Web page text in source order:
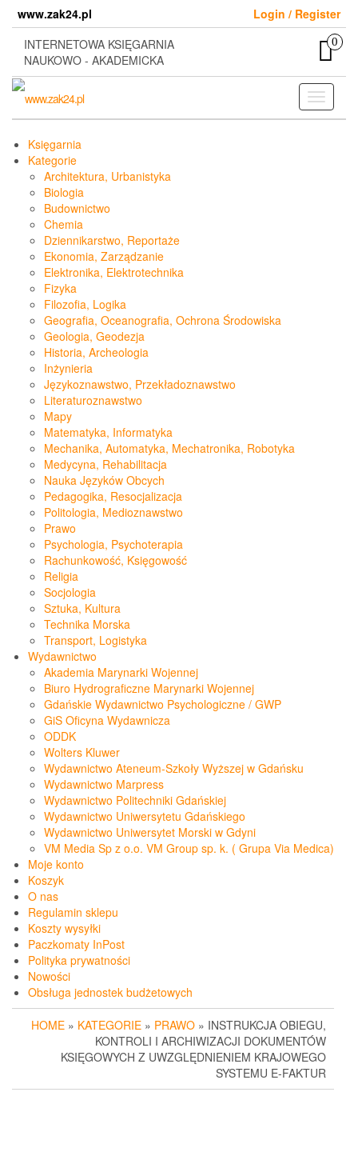
content
www.zak24.pl
Login / Register
INTERNETOWA KSIĘGARNIA
NAUKOWO - AKADEMICKA
0
Toggle
Księgarnia
Kategorie
Architektura, Urbanistyka
Biologia
Budownictwo
Chemia
Dziennikarstwo, Reportaże
Ekonomia, Zarządzanie
Elektronika, Elektrotechnika
Fizyka
Filozofia, Logika
Geografia, Oceanografia, Ochrona Środowiska
Geologia, Geodezja
Historia, Archeologia
Inżynieria
Językoznawstwo, Przekładoznawstwo
Literaturoznawstwo
Mapy
Matematyka, Informatyka
Mechanika, Automatyka, Mechatronika, Robotyka
Medycyna, Rehabilitacja
Nauka Języków Obcych
Pedagogika, Resocjalizacja
Politologia, Medioznawstwo
Prawo
Psychologia, Psychoterapia
Rachunkowość, Księgowość
Religia
Socjologia
Sztuka, Kultura
Technika Morska
Transport, Logistyka
Wydawnictwo
Akademia Marynarki Wojennej
Biuro Hydrograficzne Marynarki Wojennej
Gdańskie Wydawnictwo Psychologiczne / GWP
GiS Oficyna Wydawnicza
ODDK
Wolters Kluwer
Wydawnictwo Ateneum-Szkoły Wyższej w Gdańsku
Wydawnictwo Marpress
Wydawnictwo Politechniki Gdańskiej
Wydawnictwo Uniwersytetu Gdańskiego
Wydawnictwo Uniwersytet Morski w Gdyni
VM Media Sp z o.o. VM Group sp. k. ( Grupa Via Medica)
Moje konto
Koszyk
O nas
Regulamin sklepu
Koszty wysyłki
Paczkomaty InPost
Polityka prywatności
Nowości
Obsługa jednostek budżetowych
HOME » KATEGORIE » PRAWO » INSTRUKCJA OBIEGU,
KONTROLI I ARCHIWIZACJI DOKUMENTÓW
KSIĘGOWYCH Z UWZGLĘDNIENIEM KRAJOWEGO
SYSTEMU E-FAKTUR